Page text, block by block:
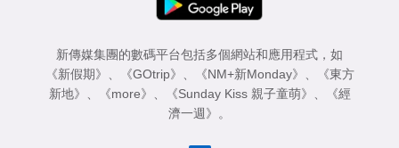
新傳媒集團的數碼平台包括多個網站和應用程式，如
《新假期》
《GOtrip》 《NM+新Monday》
《東方
新地》
《more》 《Sunday Kiss 親子童萌》
《經
濟一週》
。